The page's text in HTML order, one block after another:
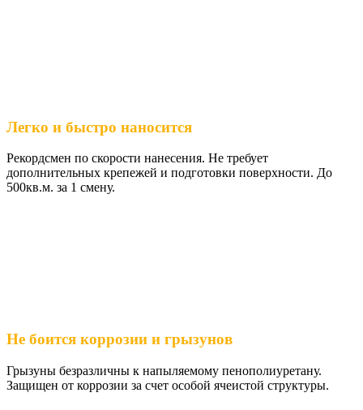
Легко и быстро наносится
Рекордсмен по скорости нанесения. Не требует
дополнительных крепежей и подготовки поверхности. До
500кв.м. за 1 смену.
Не боится коррозии и грызунов
Грызуны безразличны к напыляемому пенополиуретану.
Защищен от коррозии за счет особой ячеистой структуры.